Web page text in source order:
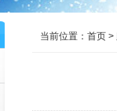
当前位置： 首页 >